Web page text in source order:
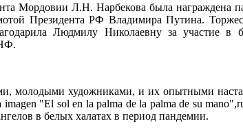
Мордовии Л.Н.Нарбекова была награждена
Президента РФ Владимира Путина.
Людмилу Николаевну за участие в
молодыми художниками, и их опытными
imagen "El sol en la palma de la palma de su
в белых халатах в период пандемии.